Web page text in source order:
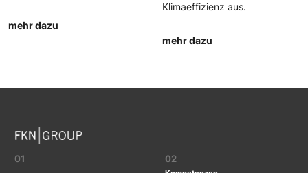
mehr dazu
Klimaeffizienz aus.
mehr dazu
01 02